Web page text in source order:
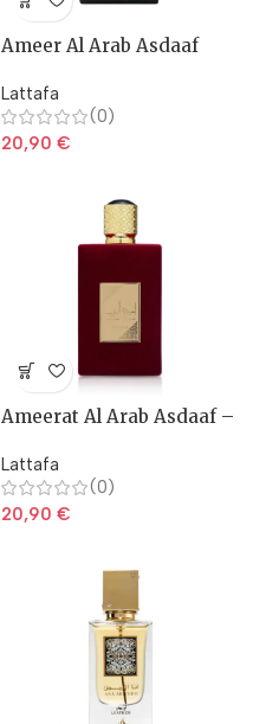
Ameer Al Arab Asdaaf
Lattafa
(0)
20,90 €
Ameerat Al Arab Asdaaf –
Lattafa
(0)
20,90 €